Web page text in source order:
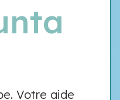
Votre aide